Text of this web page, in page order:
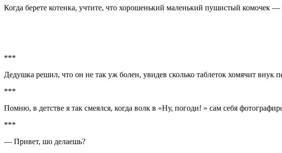
Когда берете котенка, учтите, что хорошенький маленький пушистый комочек
***
Дедушка решил, что он не так уж болен, увидев сколько таблеток хомячит внук
***
Помню, в детстве я так смеялся, когда волк в «Ну, погоди! » сам себя
***
— Привет, шо делаешь?